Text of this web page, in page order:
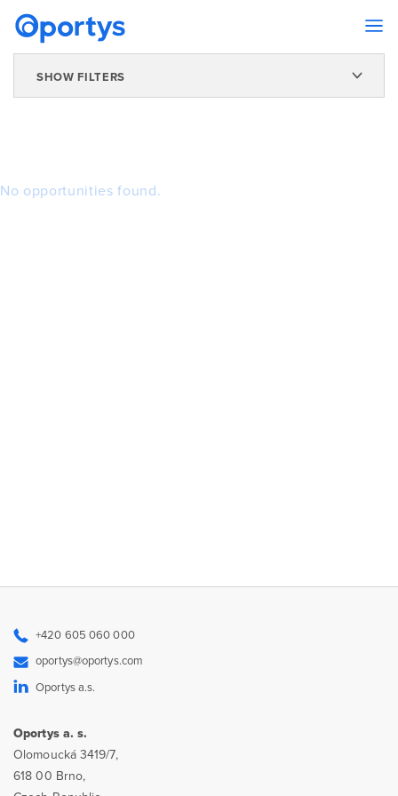
SHOW FILTERS
No opportunities found.
+420 605 060 000
oportys@oportys.com
Oportys a.s.
Oportys a. s.
Olomoucká 3419/7,
618 00 Brno,